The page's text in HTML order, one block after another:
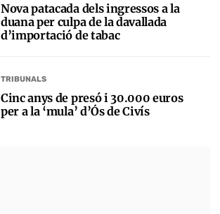
Nova patacada dels ingressos a la
duana per culpa de la davallada
d’importació de tabac
TRIBUNALS
Cinc anys de presó i 30.000 euros
per a la ‘mula’ d’Ós de Civís